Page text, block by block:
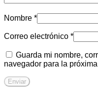
Nombre *
Correo electrónico *
Guarda mi nombre,
navegador para la